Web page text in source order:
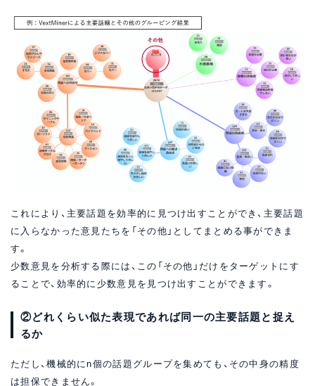
これにより、主要話題を効率的に見つけ出すことができ、主要話題
に入らなかった意見たちを「その他」としてまとめる事ができま
す。
少数意見を分析する際には、この「その他」だけをターゲットにす
ることで、効率的に少数意見を見つけ出すことができます。
②どれくらい似た表現であれば同一の主要話題と捉え
るか
ただし、機械的にn個の話題グループを集めても、その中身の精度
は担保できません。